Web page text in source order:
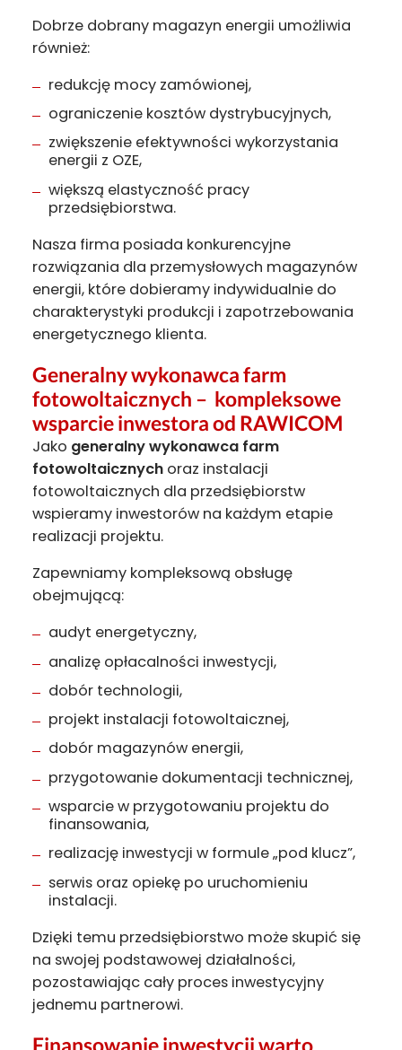
Dobrze dobrany magazyn energii umożliwia
również:
redukcję mocy zamówionej,
ograniczenie kosztów dystrybucyjnych,
zwiększenie efektywności wykorzystania
energii z OZE,
większą elastyczność pracy
przedsiębiorstwa.
Nasza firma posiada konkurencyjne
rozwiązania dla przemysłowych magazynów
energii, które dobieramy indywidualnie do
charakterystyki produkcji i zapotrzebowania
energetycznego klienta.
Generalny wykonawca farm
fotowoltaicznych – kompleksowe
wsparcie inwestora od RAWICOM
Jako generalny wykonawca farm
fotowoltaicznych oraz instalacji
fotowoltaicznych dla przedsiębiorstw
wspieramy inwestorów na każdym etapie
realizacji projektu.
Zapewniamy kompleksową obsługę
obejmującą:
audyt energetyczny,
analizę opłacalności inwestycji,
dobór technologii,
projekt instalacji fotowoltaicznej,
dobór magazynów energii,
przygotowanie dokumentacji technicznej,
wsparcie w przygotowaniu projektu do
finansowania,
realizację inwestycji w formule „pod klucz”,
serwis oraz opiekę po uruchomieniu
instalacji.
Dzięki temu przedsiębiorstwo może skupić się
na swojej podstawowej działalności,
pozostawiając cały proces inwestycyjny
jednemu partnerowi.
Finansowanie inwestycji warto